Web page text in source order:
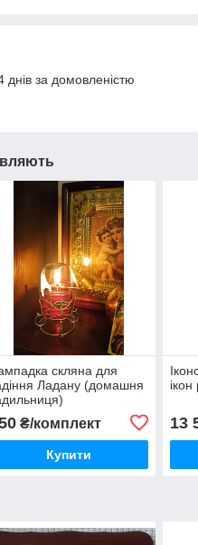
за домовленістю
скляна для
Ладану (домашня
₴/комплект
Купити
13